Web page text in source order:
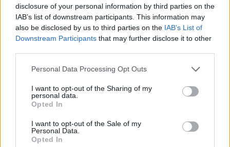
disclosure of your personal information by third parties on the
IAB’s list of downstream participants. This information may
also be disclosed by us to third parties on the IAB’s List of
Downstream Participants that may further disclose it to other
Personal Data Processing Opt Outs
I want to opt-out of the Sharing of my
personal data.
Opted In
I want to opt-out of the Sale of my
Personal Data.
Opted In
- Det er verdens næststørste haj efter hvalhajen,
fortæller hun.
Voksne brugder kan ifølge Lex.dk blive over 10
meter lange.
Usædvanligt syn
en brugde så tæt på kysten i Kattegat.
Emilie Nesheim Shaw
Følg os på Discover
08. august 2026 kl. 14.00
NORDJYLLAND: Når solen går mod horisonten
onsdag 12. august, bliver det ikke en helt
almindelig sommeraften.
Nordjyder får nemlig mulighed for at opleve den
kraftigste delvise solformørkelse, der kan ses fra